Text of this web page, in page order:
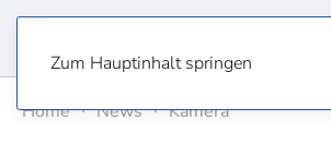
Zum Hauptinhalt springen
Home
News Kamera